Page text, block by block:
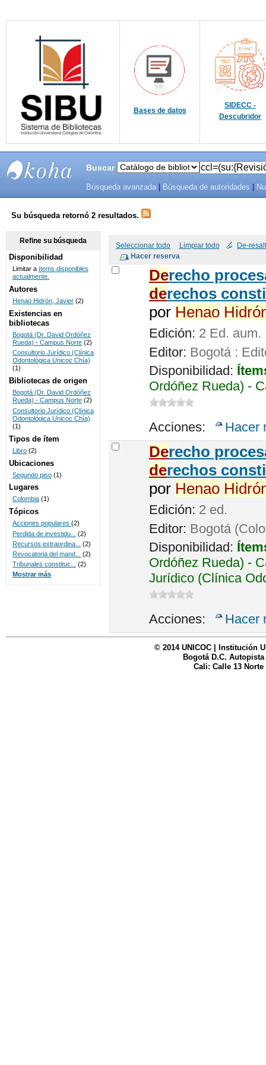
Bases de datos
SIDECC -
Descubridor
SISTEMAS
DE
BIBLIOTECAS
UNICOC
Buscar
Búsqueda avanzada Búsqueda de autoridades
Su búsqueda retornó 2 resultados.
Seleccionar todo Limpiar todo De-
Derecho
derechos
por Henao
Edición: 2 Ed. aum.
Editor: Bogotá :
Disponibilidad:
Ordóñez Rueda) -
Acciones: Hacer
Derecho
derechos
por Henao
Edición: 2 ed.
Editor: Bogotá
Disponibilidad:
Ordóñez Rueda) -
Jurídico (Clínica
Acciones: Hacer
Refine su búsqueda
Disponibilidad
Limitar a ítems disponibles
actualmente.
Autores
Henao Hidrón, Javier (2)
Existencias en
bibliotecas
Bogotá (Dr. David Ordóñez
Rueda) - Campus Norte (2)
Consultorio Jurídico (Clínica
Odontológica Unicoc Chía)
(1)
Bibliotecas de origen
Bogotá (Dr. David Ordóñez
Rueda) - Campus Norte (2)
Consultorio Jurídico (Clínica
Odontológica Unicoc Chía)
(1)
Tipos de ítem
Libro (2)
Ubicaciones
Segundo piso (1)
Lugares
Colombia (1)
Tópicos
Acciones populares (2)
Perdida de investidu...
(2)
Recursos extraordina...
(2)
Revocatoria del mand...
(2)
Tribunales constituc...
(2)
Mostrar más
© 2014 UNICOC | Institución
Bogotá D.C. Autopista
Cali: Calle 13 Norte